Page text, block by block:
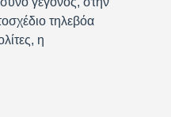
τηλεβόα
η